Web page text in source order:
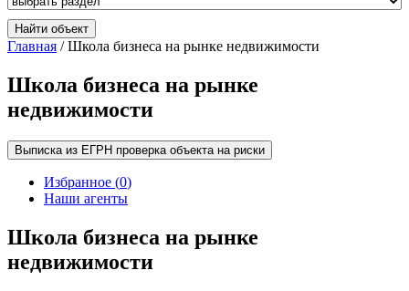
Главная / Школа бизнеса на рынке недвижимости
Школа бизнеса на рынке
недвижимости
Выписка из ЕГРН проверка объекта на риски
Избранное (0)
Наши агенты
Школа бизнеса на рынке
недвижимости